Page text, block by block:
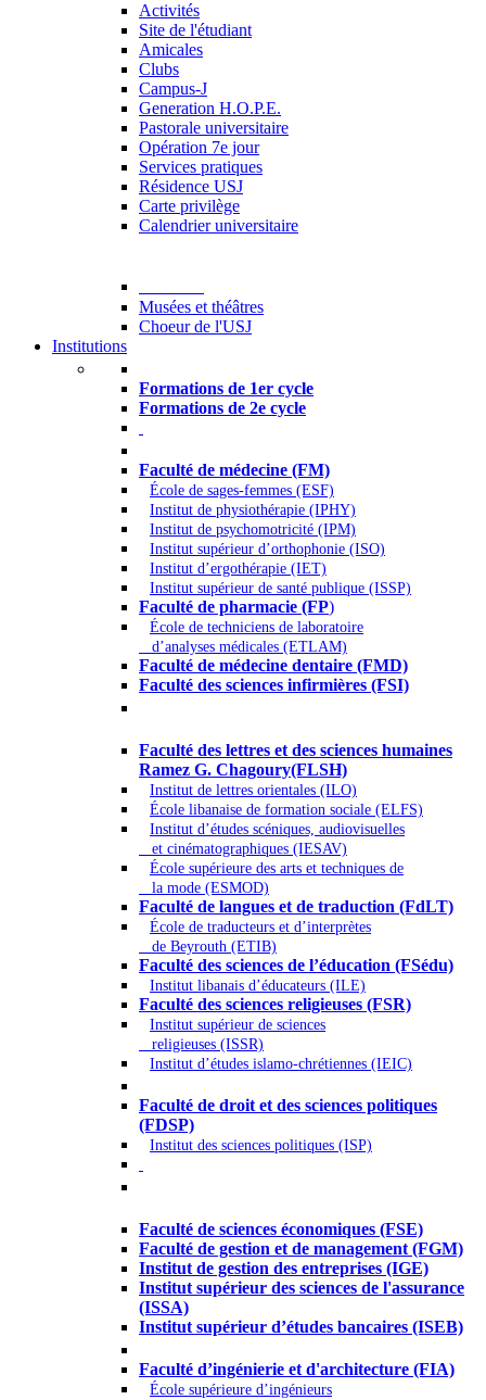
Activités
Site de l'étudiant
Amicales
Clubs
Campus-J
Generation H.O.P.E.
Pastorale universitaire
Opération 7e jour
Services pratiques
Résidence USJ
Carte privilège
Calendrier universitaire
Musées et théâtres
Choeur de l'USJ
Institutions
Formations de 1er cycle
Formations de 2e cycle
Faculté de médecine (FM)
École de sages-femmes (ESF)
Institut de physiothérapie (IPHY)
Institut de psychomotricité (IPM)
Institut supérieur d’orthophonie (ISO)
Institut d’ergothérapie (IET)
Institut supérieur de santé publique (ISSP)
Faculté de pharmacie (FP)
École de techniciens de laboratoire
d’analyses médicales (ETLAM)
Faculté de médecine dentaire (FMD)
Faculté des sciences infirmières (FSI)
Faculté des lettres et des sciences humaines
Ramez G. Chagoury(FLSH)
Institut de lettres orientales (ILO)
École libanaise de formation sociale (ELFS)
Institut d’études scéniques, audiovisuelles
et cinématographiques (IESAV)
École supérieure des arts et techniques de
la mode (ESMOD)
Faculté de langues et de traduction (FdLT)
École de traducteurs et d’interprètes
de Beyrouth (ETIB)
Faculté des sciences de l’éducation (FSédu)
Institut libanais d’éducateurs (ILE)
Faculté des sciences religieuses (FSR)
Institut supérieur de sciences
religieuses (ISSR)
Institut d’études islamo-chrétiennes (IEIC)
Faculté de droit et des sciences politiques
(FDSP)
Institut des sciences politiques (ISP)
Faculté de sciences économiques (FSE)
Faculté de gestion et de management (FGM)
Institut de gestion des entreprises (IGE)
Institut supérieur des sciences de l'assurance
(ISSA)
Institut supérieur d’études bancaires (ISEB)
Faculté d’ingénierie et d'architecture (FIA)
École supérieure d’ingénieurs